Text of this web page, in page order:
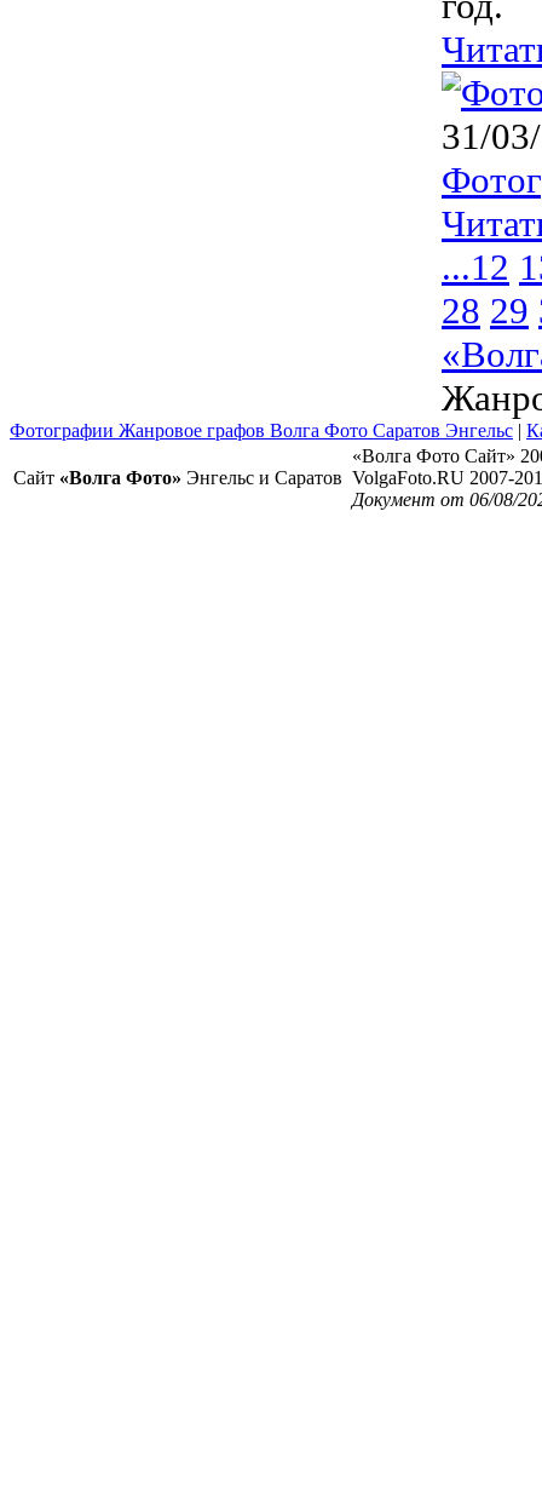
31/
...12
28 29
Фотографии Жанровое графов Волга Фото Саратов Энгельс |
Сайт «Волга Фото» Энгельс и Саратов
«Волга Фото Сайт»
VolgaFoto.RU 2007-
Документ от 06/08/